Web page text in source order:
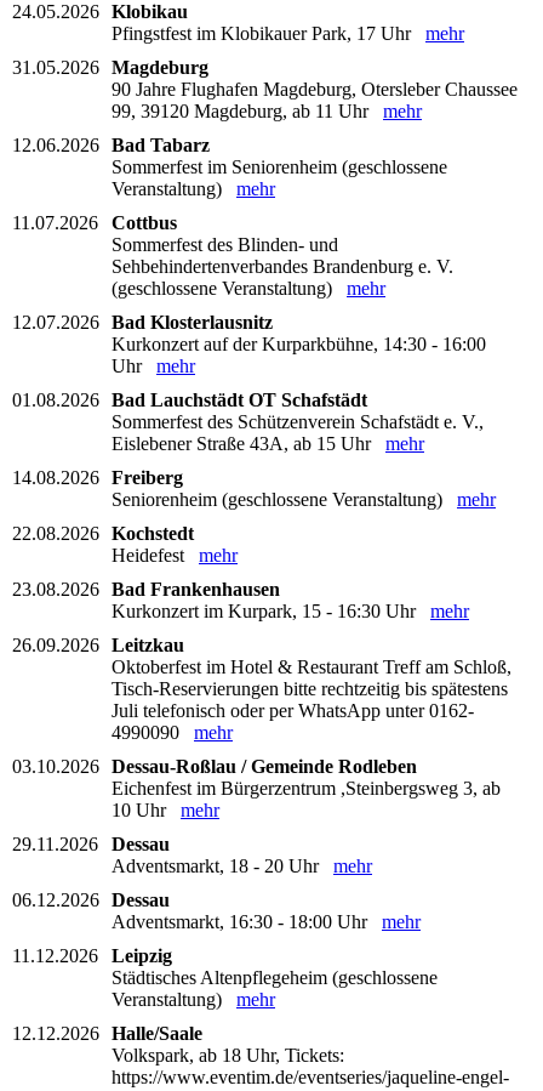
24.05.2026 Klobikau
Pfingstfest im Klobikauer Park, 17 Uhr mehr
31.05.2026 Magdeburg
90 Jahre Flughafen Magdeburg, Otersleber Chaussee
99, 39120 Magdeburg, ab 11 Uhr mehr
12.06.2026 Bad Tabarz
Sommerfest im Seniorenheim (geschlossene
Veranstaltung) mehr
11.07.2026
Cottbus
Sommerfest des Blinden- und
Sehbehindertenverbandes Brandenburg e. V.
(geschlossene Veranstaltung) mehr
12.07.2026 Bad Klosterlausnitz
Kurkonzert auf der Kurparkbühne, 14:30 - 16:00
Uhr mehr
01.08.2026 Bad Lauchstädt OT Schafstädt
Sommerfest des Schützenverein Schafstädt e. V.,
Eislebener Straße 43A, ab 15 Uhr mehr
14.08.2026 Freiberg
Seniorenheim (geschlossene Veranstaltung) mehr
22.08.2026 Kochstedt
Heidefest mehr
23.08.2026 Bad Frankenhausen
Kurkonzert im Kurpark, 15 - 16:30 Uhr mehr
26.09.2026 Leitzkau
Oktoberfest im Hotel & Restaurant Treff am Schloß,
Tisch-Reservierungen bitte rechtzeitig bis spätestens
Juli telefonisch oder per WhatsApp unter 0162-
4990090 mehr
03.10.2026 Dessau-Roßlau / Gemeinde Rodleben
Eichenfest im Bürgerzentrum ,Steinbergsweg 3, ab
10 Uhr mehr
29.11.2026
Dessau
Adventsmarkt, 18 - 20 Uhr mehr
06.12.2026 Dessau
Adventsmarkt, 16:30 - 18:00 Uhr mehr
11.12.2026
Leipzig
Städtisches Altenpflegeheim (geschlossene
Veranstaltung) mehr
12.12.2026 Halle/Saale
Volkspark, ab 18 Uhr, Tickets:
https://www.eventim.de/eventseries/jaqueline-engel-